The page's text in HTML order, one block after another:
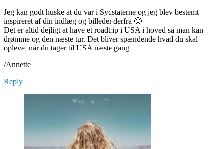
Jeg kan godt huske at du var i Sydstaterne og jeg blev bestemt
inspireret af din indlæg og billeder derfra 🙂
Det er altid dejligt at have et roadtrip i USA i hoved så man kan
drømme og den næste tur. Det bliver spændende hvad du skal
opleve, når du tager til USA næste gang.
/Annette
Reply